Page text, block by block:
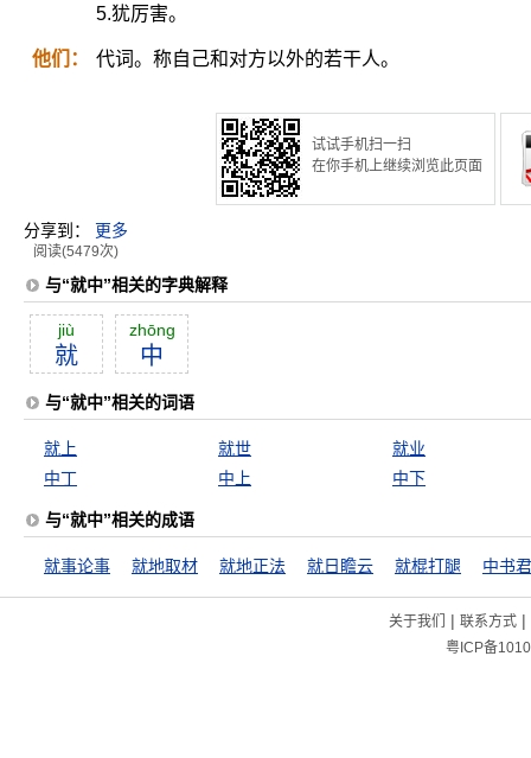
5.犹厉害。
他们： 代词。称自己和对方以外的若干人。
试试手机扫一扫
在你手机上继续浏览此页面
分享到： 更多
阅读(5479次)
与“就中”相关的字典解释
jiù
就
zhōng
中
与“就中”相关的词语
就上 就世
就业
中丁
中上 中下
与“就中”相关的成语
就事论事 就地取材 就地正法 就日瞻云 就棍打腿 中书君
关于我们 | 联系方式|
粤ICP备